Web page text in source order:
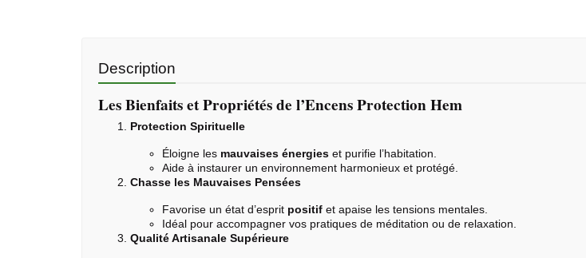
Description
Les Bienfaits et Propriétés de l’Encens Protection Hem
Protection Spirituelle
Éloigne les mauvaises énergies et purifie l’habitation.
Aide à instaurer un environnement harmonieux et protégé.
Chasse les Mauvaises Pensées
Favorise un état d’esprit positif et apaise les tensions mentales.
Idéal pour accompagner vos pratiques de méditation ou de relaxation.
Qualité Artisanale Supérieure